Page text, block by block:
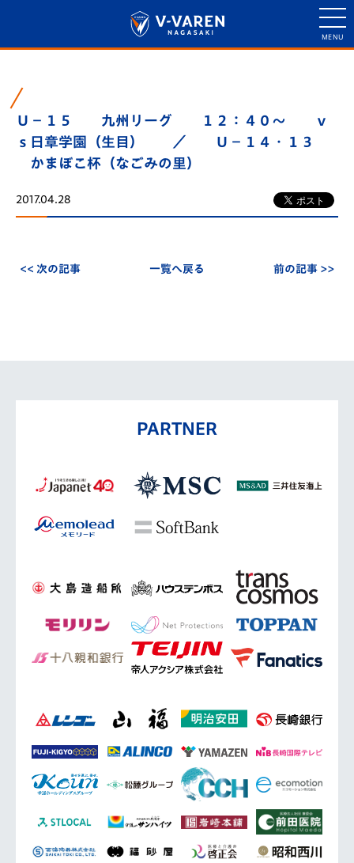
Ｕ－１５ 九州リーグ １２：４０～ ｖ
ｓ日章学園（生目） ／ Ｕ－１４・１３
かまぼこ杯（なごみの里）
2017.04.28
<< 次の記事 一覧へ戻る 前の記事 >>
PARTNER